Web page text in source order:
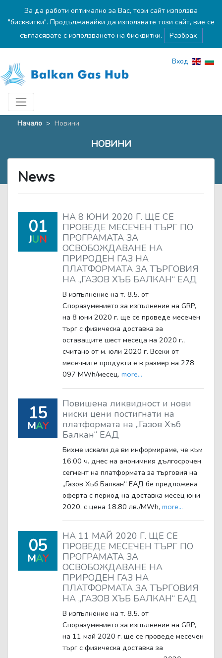
За да работи оптимално за Вас, този сайт използва
"бисквитки". Продължавайки да използвате този сайт, вие се
съгласявате с използването на бисквитки.
Разбрах
Вход
Начало > Новини
НОВИНИ
News
01
JUN
НА 8 ЮНИ 2020 Г. ЩЕ СЕ
ПРОВЕДЕ МЕСЕЧЕН ТЪРГ ПО
ПРОГРАМАТА ЗА
ОСВОБОЖДАВАНЕ НА
ПРИРОДЕН ГАЗ НА
ПЛАТФОРМАТА ЗА ТЪРГОВИЯ
НА „ГАЗОВ ХЪБ БАЛКАН“ ЕАД
В изпълнение на т. 8.5. от
Споразумението за изпълнение на GRP,
на 8 юни 2020 г. ще се проведе месечен
търг с физическа доставка за
оставащите шест месеца на 2020 г.,
считано от м. юли 2020 г. Всеки от
месечните продукти е в размер на 278
097 MWh/месец. more...
15
MAY
Повишена ликвидност и нови
ниски цени постигнати на
платформата на „Газов Хъб
Балкан“ ЕАД
Бихме искали да ви информираме, че към
16:00 ч. днес на анонимния дългосрочен
сегмент на платформата за търговия на
„Газов Хъб Балкан“ ЕАД бе предложена
оферта с период на доставка месец юни
2020, с цена 18.80 лв./MWh, more...
05
MAY
НА 11 МАЙ 2020 Г. ЩЕ СЕ
ПРОВЕДЕ МЕСЕЧЕН ТЪРГ ПО
ПРОГРАМАТА ЗА
ОСВОБОЖДАВАНЕ НА
ПРИРОДЕН ГАЗ НА
ПЛАТФОРМАТА ЗА ТЪРГОВИЯ
НА „ГАЗОВ ХЪБ БАЛКАН“ ЕАД
В изпълнение на т. 8.5. от
Споразумението за изпълнение на GRP,
на 11 май 2020 г. ще се проведе месечен
търг с физическа доставка за